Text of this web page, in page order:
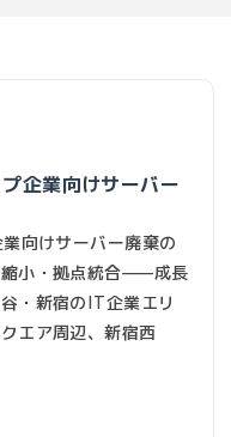
企業向けサーバー
向けサーバー廃棄の
縮小・拠点統合——成長
・新宿のIT企業エリ
エア周辺、新宿西